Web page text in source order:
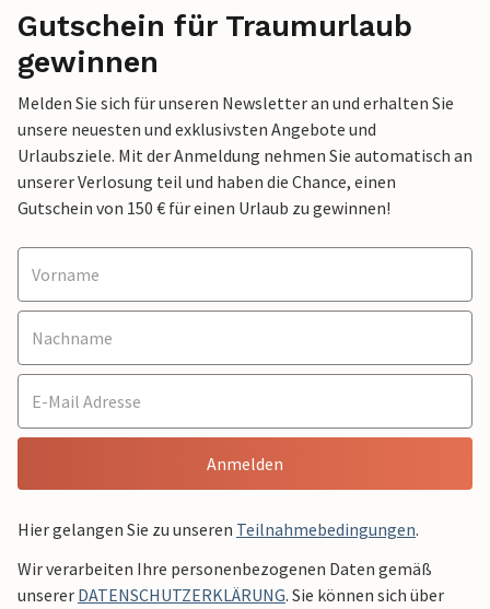
Gutschein für Traumurlaub
gewinnen
Melden Sie sich für unseren Newsletter an und erhalten Sie
unsere neuesten und exklusivsten Angebote und
Urlaubsziele. Mit der Anmeldung nehmen Sie automatisch an
unserer Verlosung teil und haben die Chance, einen
Gutschein von 150 € für einen Urlaub zu gewinnen!
Anmelden
Hier gelangen Sie zu unseren Teilnahmebedingungen.
Wir verarbeiten Ihre personenbezogenen Daten gemäß
unserer DATENSCHUTZERKLÄRUNG. Sie können sich über